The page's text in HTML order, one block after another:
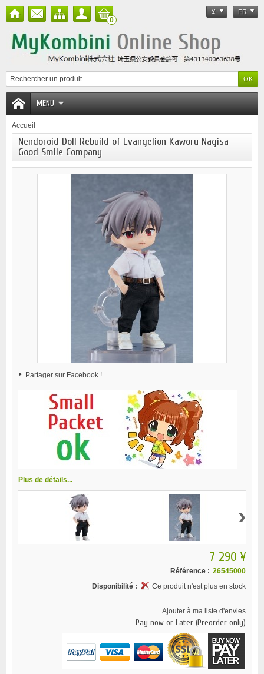
¥ FR
0
MENU
Accueil
Nendoroid Doll Rebuild of Evangelion Kaworu Nagisa
Good Smile Company
Partager sur Facebook !
Plus de détails...
›
7 290 ¥
Référence : 26545000
Disponibilité :
Ce produit n'est plus en stock
Ajouter à ma liste d'envies
Pay now or Later (Preorder only)